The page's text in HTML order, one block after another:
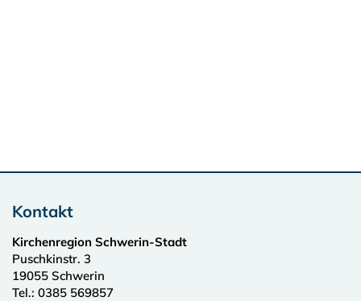
Kontakt
Kirchenregion Schwerin-Stadt
Puschkinstr. 3
19055 Schwerin
Tel.: 0385 569857